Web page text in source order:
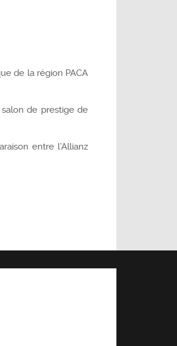
de la région PACA
de prestige de
entre l’Allianz